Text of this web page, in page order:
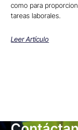
como para
tareas laborales.
Leer Artículo